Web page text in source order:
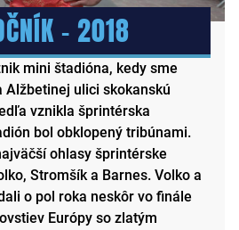
– 2018
mini štadióna, kedy sme
Alžbetinej ulici skokanskú
vznikla šprintérska
bol obklopený tribúnami.
ohlasy šprintérske
Stromšík a Barnes. Volko a
o pol roka neskôr vo finále
Európy so zlatým